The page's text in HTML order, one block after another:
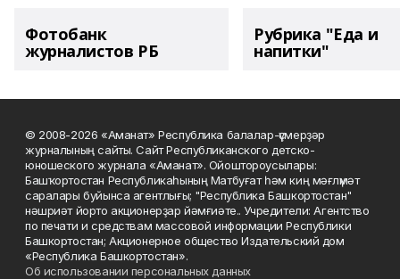
Фотобанк
журналистов РБ
Рубрика "Еда и
напитки"
© 2008-2026 «Аманат» Республика балалар-үҫмерҙәр
журналының сайты. Сайт Республиканского детско-
юношеского журнала «Аманат». Ойоштороусылары:
Башҡортостан Республикаһының Матбуғат һәм киң мәғлүмәт
саралары буйынса агентлығы; "Республика Башкортостан"
нәшриәт йорто акционерҙар йәмғиәте.. Учредители: Агентство
по печати и средствам массовой информации Республики
Башкортостан; Акционерное общество Издательский дом
«Республика Башкортостан».
Об использовании персональных данных